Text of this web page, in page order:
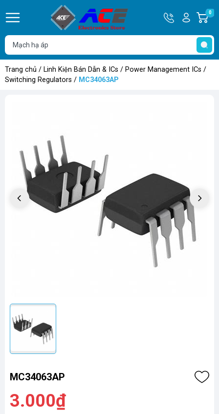
Hotline
0932
762514
Tài
khoản
Hello,
Khách
0
Trang chủ / Linh Kiện Bán Dẫn & ICs / Power Management ICs /
Switching Regulators / MC34063AP
MC34063AP
3.000₫